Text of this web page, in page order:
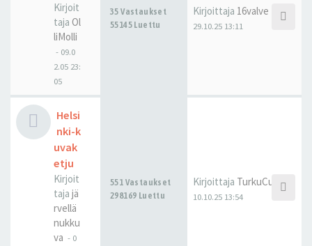
Kirjoit
taja Ol
liMolli
- 09.0
2.05 23:
05
35 Vastaukset
55145 Luettu
Kirjoittaja 16valve
29.10.25 13:11
Helsi
nki-k
uvak
etju
Kirjoit
taja jä
rvellä
nukku
va - 0
551 Vastaukset
298169 Luettu
Kirjoittaja TurkuCubed
10.10.25 13:54